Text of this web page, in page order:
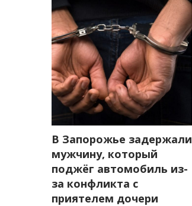
В Запорожье задержали
мужчину, который
поджёг автомобиль из-
за конфликта с
приятелем дочери